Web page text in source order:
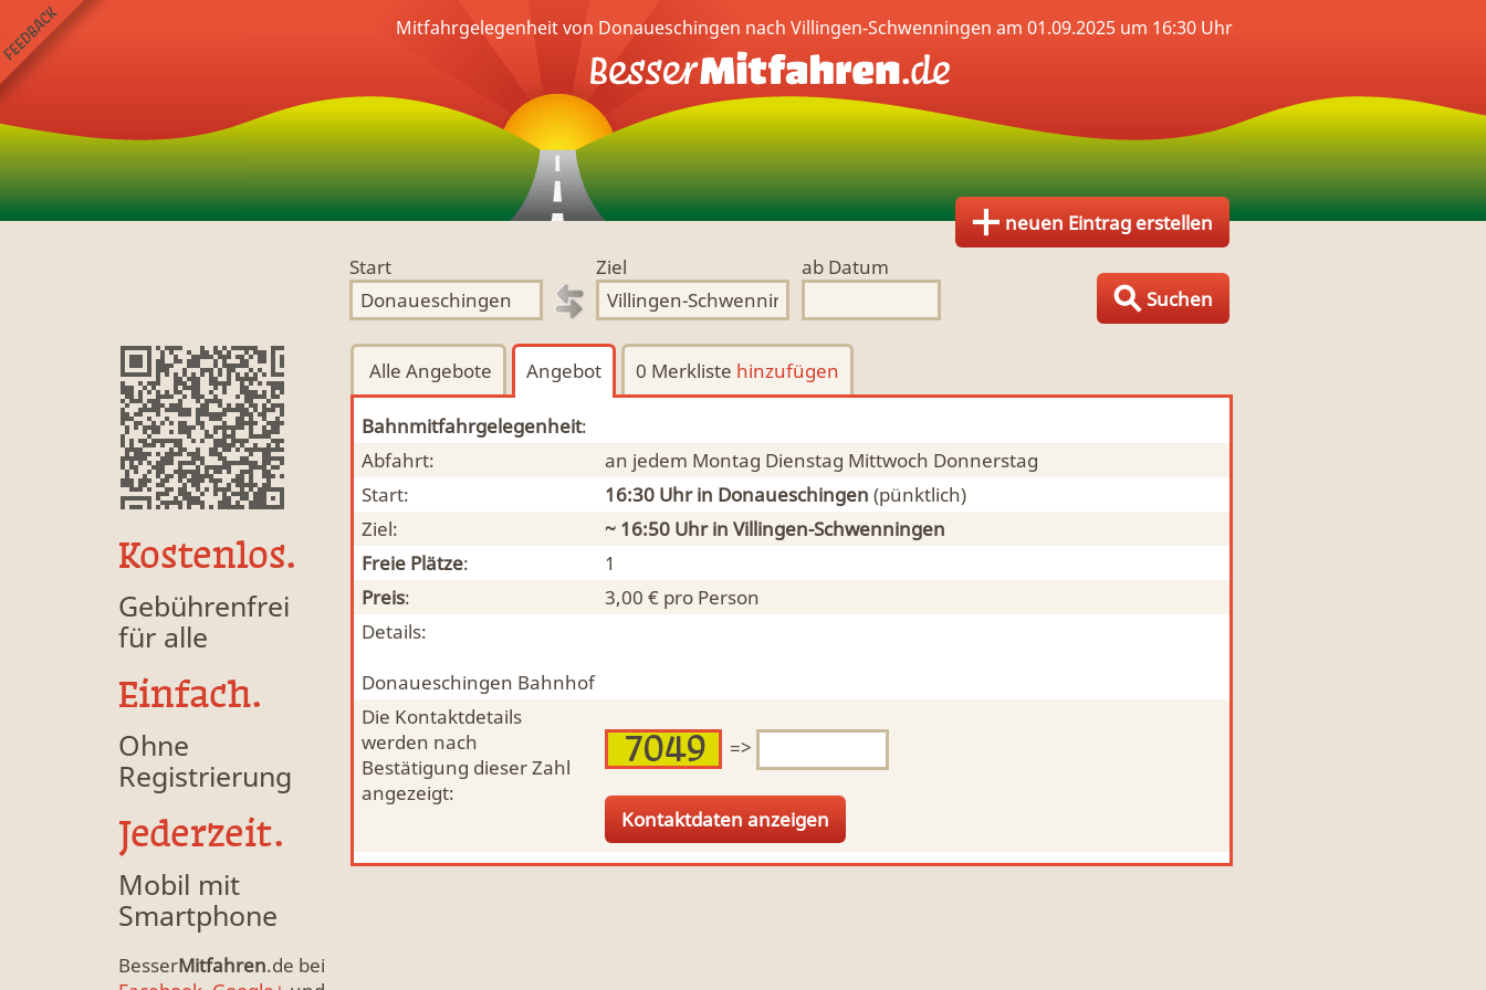
neuen Eintrag erstellen
Start
Ziel
ab Datum
Suchen
Kostenlos.
Gebührenfrei
für alle
Einfach.
Ohne
Registrierung
Jederzeit.
Mobil mit
Smartphone
BesserMitfahren.de bei
Mitfahrgelegenheit von Donaueschingen nach Villingen-Schwenningen am 01.09.2025 um 16:30 Uhr
Alle Angebote Angebot 0 Merkliste hinzufügen
Bahnmitfahrgelegenheit:
Abfahrt:
an jedem Montag Dienstag Mittwoch Donnerstag
Start:
16:30 Uhrin Donaueschingen (pünktlich)
Ziel:
~ 16:50 Uhr in Villingen-Schwenningen
Freie Plätze:
1
Preis:
3,00 € pro Person
Details:
Donaueschingen Bahnhof
Die Kontaktdetails
werden nach
Bestätigung dieser Zahl
angezeigt:
=>